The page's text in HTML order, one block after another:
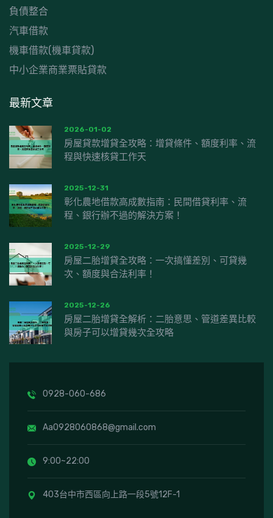
負債整合
汽車借款
機車借款(機車貸款)
中小企業商業票貼貸款
最新文章
2026-01-02
房屋貸款增貸全攻略：增貸條件、額度利率、流
程與快速核貸工作天
2025-12-31
彰化農地借款高成數指南：民間借貸利率、流
程、銀行辦不過的解決方案！
2025-12-29
房屋二胎增貸全攻略：一次搞懂差別、可貸幾
次、額度與合法利率！
2025-12-26
房屋二胎增貸全解析：二胎意思、管道差異比較
與房子可以增貸幾次全攻略
0928-060-686
Aa0928060868@gmail.com
9:00~22:00
403台中市西區向上路一段5號12F-1